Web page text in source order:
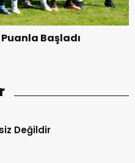
Başladı
Değildir